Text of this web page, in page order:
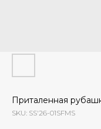
Приталенная
SKU: SS'26-01SFMS